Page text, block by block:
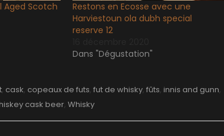
Aged Scotch
Restons en Ecosse avec une
Harviestoun ola dubh special
reserve 12
Dans "Dégustation"
, cask, copeaux de futs, fut de whisky, fûts, innis and gunn,
cask beer, Whisky